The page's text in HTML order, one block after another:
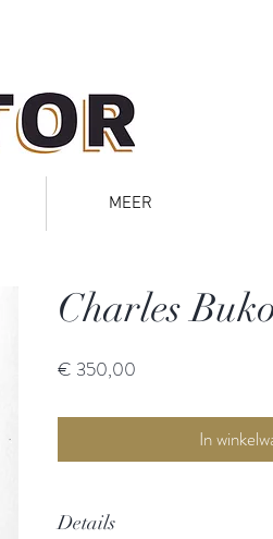
MEER
Charles
€ 350,00
In
Details